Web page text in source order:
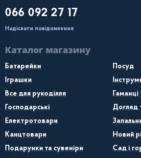
066 092 27 17
Надіслати повідомлення
Каталог магазину
Батарейки
Посуд
Іграшки
Все для рукоділля
Гаманці
Господарські
Догляд
Електротовари
Канцтовари
Новий
Подарунки та сувеніри
Сад і